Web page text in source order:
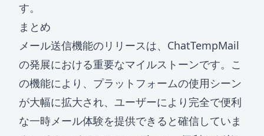
す。
まとめ
メール送信機能のリリースは、ChatTempMail
の発展における重要なマイルストーンです。こ
の機能により、プラットフォームの使用シーン
が大幅に拡大され、ユーザーにより完全で便利
な一時メール体験を提供できると確信していま